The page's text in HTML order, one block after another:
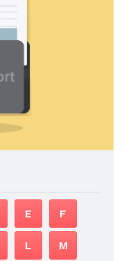
E F
L M